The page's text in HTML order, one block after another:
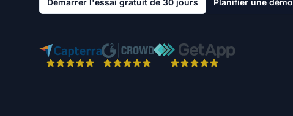
Démarrer l'essai gratuit de 30 jours Planifier une démo